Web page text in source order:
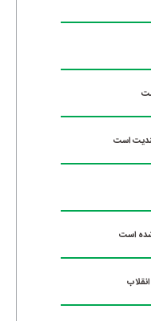
است
شده است